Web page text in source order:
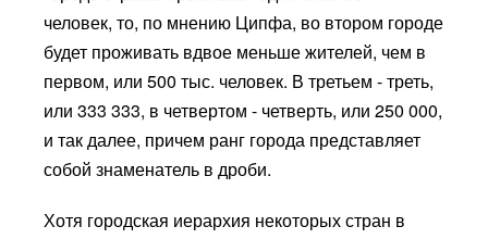
человек, то, по мнению Ципфа, во втором городе
будет проживать вдвое меньше жителей, чем в
первом, или 500 тыс. человек. В третьем - треть,
или 333 333, в четвертом - четверть, или 250 000,
и так далее, причем ранг города представляет
собой знаменатель в дроби.
Хотя городская иерархия некоторых стран в